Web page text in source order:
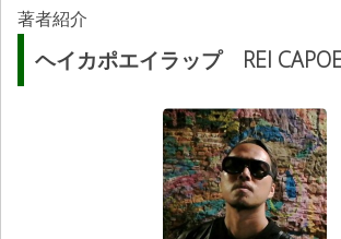
著者紹介
ヘイカポエイラップ REI